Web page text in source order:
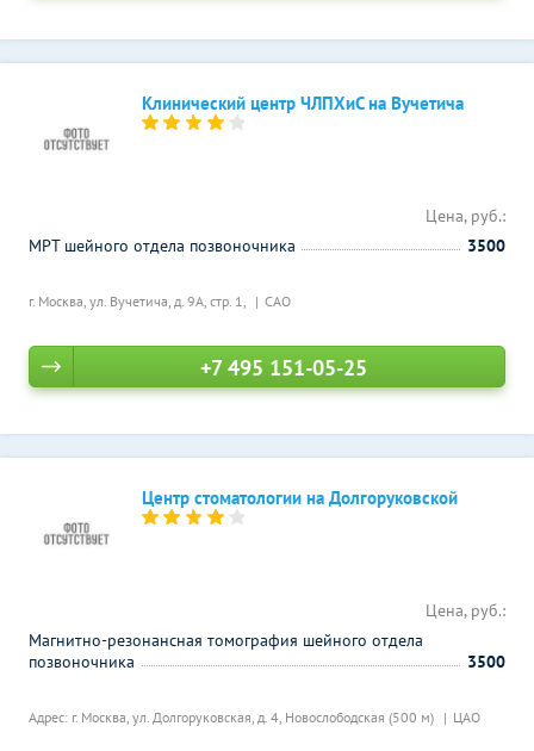
Клинический центр ЧЛПХиС на Вучетича
г. Москва, ул. Вучетича, д. 9А, стр. 1, САО
Цена, руб.:
МРТ шейного отдела позвоночника
3500
+7 495 151-05-25
Центр стоматологии на Долгоруковской
Адрес: г. Москва, ул. Долгоруковская, д. 4, Новослободская (500 м) ЦАО
Цена, руб.:
Магнитно-резонансная томография шейного отдела
позвоночника
3500